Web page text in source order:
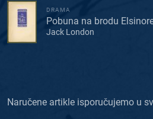
DRAMA
Pobuna na brodu
Jack London
Naručene artikle isporučujemo u